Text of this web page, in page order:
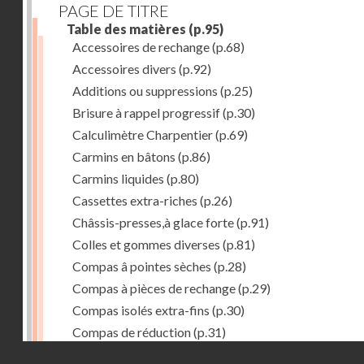
PAGE DE TITRE
Table des matières (p.95)
Accessoires de rechange(p.68)
Accessoires divers (p.92)
Additions ou suppressions (p.25)
Brisure à rappel progressif(p.30)
Calculimètre Charpentier(p.69)
Carmins en bâtons (p.86)
Carmins liquides (p.80)
Cassettes extra-riches (p.26)
Châssis-presses,à glace forte(p.91)
Colles et gommes diverses (p.81)
Compas â pointes sèches (p.28)
Compas à pièces de rechange(p.29)
Compas isolés extra-fins (p.30)
Compas de réduction(p.31)